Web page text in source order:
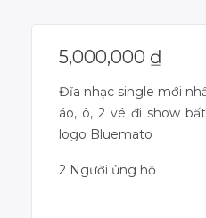
5,000,000 ₫
Đĩa nhạc single mới
áo, ô, 2 vé đi show
logo Bluemato
2 Người ủng hộ